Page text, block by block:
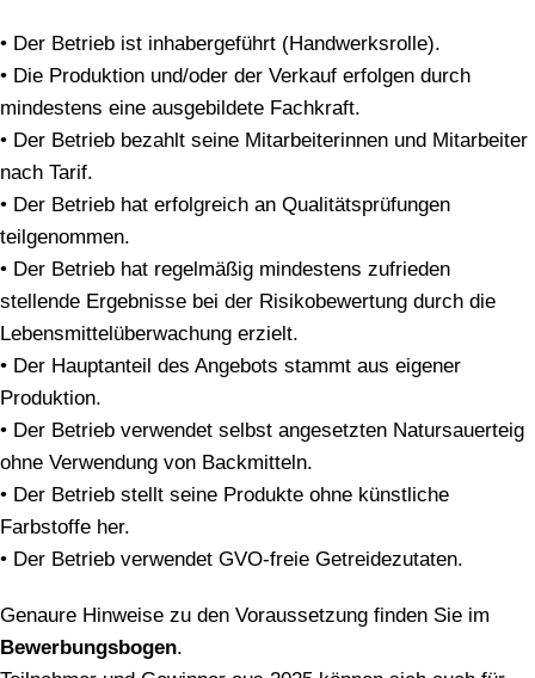
• Der Betrieb ist inhabergeführt (Handwerksrolle).
• Die Produktion und/oder der Verkauf erfolgen durch
mindestens eine ausgebildete Fachkraft.
• Der Betrieb bezahlt seine Mitarbeiterinnen und Mitarbeiter
nach Tarif.
• Der Betrieb hat erfolgreich an Qualitätsprüfungen
teilgenommen.
• Der Betrieb hat regelmäßig mindestens zufrieden
stellende Ergebnisse bei der Risikobewertung durch die
Lebensmittelüberwachung erzielt.
• Der Hauptanteil des Angebots stammt aus eigener
Produktion.
• Der Betrieb verwendet selbst angesetzten Natursauerteig
ohne Verwendung von Backmitteln.
• Der Betrieb stellt seine Produkte ohne künstliche
Farbstoffe her.
• Der Betrieb verwendet GVO-freie Getreidezutaten.
Genaure Hinweise zu den Voraussetzung finden Sie im
Bewerbungsbogen.